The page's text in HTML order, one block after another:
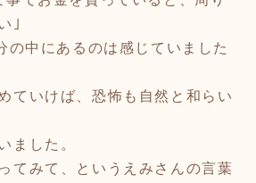
｣
の中にあるのは感じていました
ていけば、恐怖も自然と和らい
ました。
てみて、というえみさんの言葉